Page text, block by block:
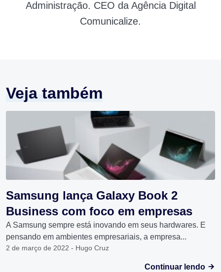
Administração. CEO da Agência Digital
Comunicalize.
Veja também
Samsung lança Galaxy Book 2
Business com foco em empresas
A Samsung sempre está inovando em seus hardwares. E
pensando em ambientes empresariais, a empresa...
2 de março de 2022 - Hugo Cruz
Continuar lendo